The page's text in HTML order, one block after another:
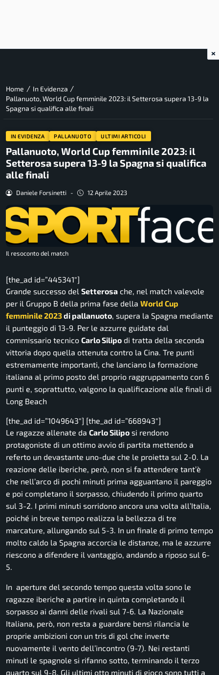
Home / In Evidenza /
Pallanuoto, World Cup femminile 2023: il Setterosa supera 13-9 la
Spagna si qualifica alle finali
IN EVIDENZA PALLANUOTO ULTIMI ARTICOLI
Pallanuoto, World Cup femminile 2023: il
Setterosa supera 13-9 la Spagna si qualifica
alle finali
Daniele Forsinetti - 12 Aprile 2023
Il resoconto del match
[the_ad id=”445341″]
Grande successo del Setterosa che, nel match valevole
per il Gruppo B della prima fase della World Cup
femminile 2023di pallanuoto , supera la Spagna mediante
il punteggio di 13-9. Per le azzurre guidate dal
commissario tecnico Carlo Silipo di tratta della seconda
vittoria dopo quella ottenuta contro la Cina. Tre punti
estremamente importanti, che lanciano la formazione
italiana al primo posto del proprio raggruppamento con 6
punti e, soprattutto, valgono la qualificazione alle finali di
Long Beach
[the_ad id=”1049643″] [the_ad id=”668943″]
Le ragazze allenate da Carlo Silipo si rendono
protagoniste di un ottimo avvio di partita mettendo a
referto un devastante uno-due che le proietta sul 2-0. La
reazione delle iberiche, però, non si fa attendere tant’è
che nell’arco di pochi minuti prima agguantano il pareggio
e poi completano il sorpasso, chiudendo il primo quarto
sul 3-2. I primi minuti sorridono ancora una volta all’Italia,
poiché in breve tempo realizza la bellezza di tre
marcature, allungando sul 5-3. In un finale di primo tempo
molto caldo la Spagna accorcia le distanze, ma le azzurre
riescono a difendere il vantaggio, andando a riposo sul 6-
5.
In aperture del secondo tempo questa volta sono le
ragazze iberiche a partire in quinta completando il
sorpasso ai danni delle rivali sul 7-6. La Nazionale
Italiana, però, non resta a guardare bensì rilancia le
proprie ambizioni con un tris di gol che inverte
nuovamente il vento dell’incontro (9-7). Nei restanti
minuti le spagnole si rifanno sotto, terminando il terzo
quarto sul 9-8. Gli ultimi otto minuti di gioco sono tutti a
×